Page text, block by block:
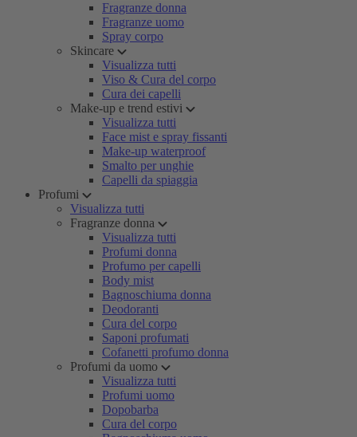
Fragranze donna
Fragranze uomo
Spray corpo
Skincare
Visualizza tutti
Viso & Cura del corpo
Cura dei capelli
Make-up e trend estivi
Visualizza tutti
Face mist e spray fissanti
Make-up waterproof
Smalto per unghie
Capelli da spiaggia
Profumi
Visualizza tutti
Fragranze donna
Visualizza tutti
Profumi donna
Profumo per capelli
Body mist
Bagnoschiuma donna
Deodoranti
Cura del corpo
Saponi profumati
Cofanetti profumo donna
Profumi da uomo
Visualizza tutti
Profumi uomo
Dopobarba
Cura del corpo